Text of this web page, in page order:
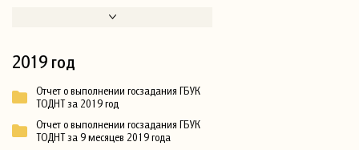
2019 год
Отчет о выполнении госзадания ГБУК
ТОДНТ за 2019 год
Отчет о выполнении госзадания ГБУК
ТОДНТ за 9 месяцев 2019 года